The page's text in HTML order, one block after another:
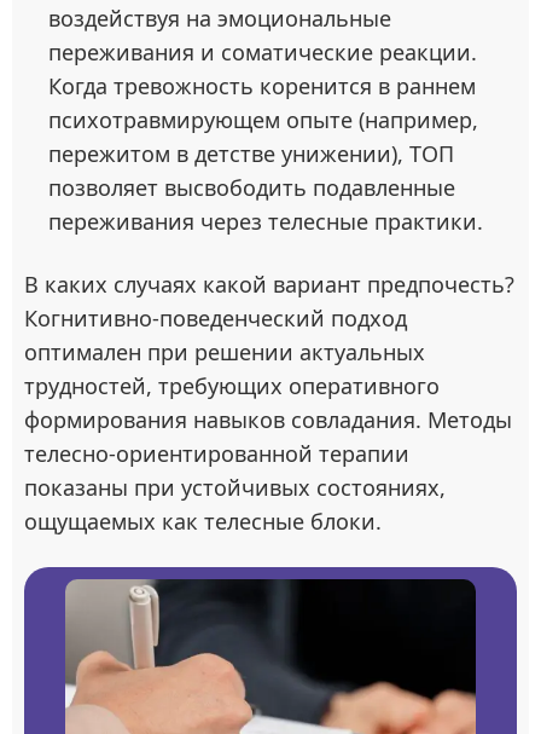
воздействуя на эмоциональные
переживания и соматические реакции.
Когда тревожность коренится в раннем
психотравмирующем опыте (например,
пережитом в детстве унижении), ТОП
позволяет высвободить подавленные
переживания через телесные практики.
В каких случаях какой вариант предпочесть?
Когнитивно-поведенческий подход
оптимален при решении актуальных
трудностей, требующих оперативного
формирования навыков совладания. Методы
телесно-ориентированной терапии
показаны при устойчивых состояниях,
ощущаемых как телесные блоки.